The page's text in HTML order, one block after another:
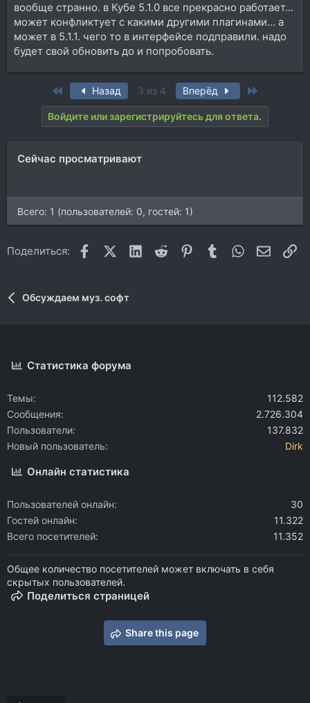
вообще странно. в Кубе 5.1.0 все прекрасно работает...
может конфликтует с какими другими плагинами... а
может в 5.1.1. чего то в интерфейсе подправили. надо
будет свой обновить до и попробовать.
First Назад 3 из 4 Вперёд
Войдите или зарегистрируйтесь для ответа.
Сейчас просматривают
Всего: 1 (пользователей: 0, гостей: 1)
Поделиться: FacebookX (Twitter)
LinkedIn
Reddit Pinterest
Tumblr WhatsApp
Обсуждаем муз. софт
Статистика форума
Темы
112.582
Сообщения
2.726.304
Пользователи
137.832
Новый пользователь
Dirk
Онлайн статистика
Пользователей онлайн
30
Гостей онлайн
11.322
Всего посетителей
11.352
Общее количество посетителей может включать в себя
скрытых пользователей.
Поделиться страницей
Share this page